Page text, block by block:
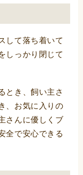
して落ち着いて
しっかり閉じて
とき、飼い主さ
、お気に入りの
さんに優しくブ
全で安心できる